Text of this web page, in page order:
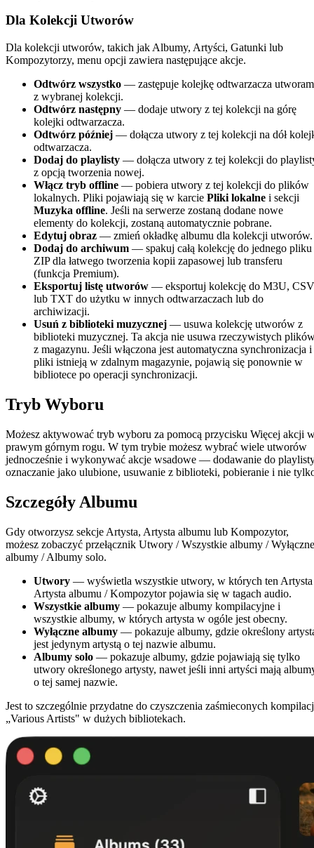
Dla Kolekcji Utworów
Dla kolekcji utworów, takich jak Albumy, Artyści, Gatunki lub
Kompozytorzy, menu opcji zawiera następujące akcje.
Odtwórz wszystko — zastępuje kolejkę odtwarzacza
z wybranej kolekcji.
Odtwórz następny — dodaje utwory z tej kolekcji na górę
kolejki odtwarzacza.
Odtwórz później — dołącza utwory z tej kolekcji na dół
odtwarzacza.
Dodaj do playlisty — dołącza utwory z tej kolekcji do
z opcją tworzenia nowej.
Włącz tryb offline — pobiera utwory z tej kolekcji do plików
lokalnych. Pliki pojawiają się w karcie Pliki lokalne i sekcji
Muzyka offline. Jeśli na serwerze zostaną dodane nowe
elementy do kolekcji, zostaną automatycznie pobrane.
Edytuj obraz — zmień okładkę albumu dla kolekcji utworów.
Dodaj do archiwum — spakuj całą kolekcję do jednego pliku
ZIP dla łatwego tworzenia kopii zapasowej lub transferu
(funkcja Premium).
Eksportuj listę utworów — eksportuj kolekcję do M3U, CSV
lub TXT do użytku w innych odtwarzaczach lub do
archiwizacji.
Usuń z biblioteki muzycznej — usuwa kolekcję utworów z
biblioteki muzycznej. Ta akcja nie usuwa rzeczywistych
z magazynu. Jeśli włączona jest automatyczna synchronizacja i
pliki istnieją w zdalnym magazynie, pojawią się ponownie w
bibliotece po operacji synchronizacji.
Tryb Wyboru
Możesz aktywować tryb wyboru za pomocą przycisku Więcej akcji
prawym górnym rogu. W tym trybie możesz wybrać wiele utworów
jednocześnie i wykonywać akcje wsadowe — dodawanie do
oznaczanie jako ulubione, usuwanie z biblioteki, pobieranie i nie
Szczegóły Albumu
Gdy otworzysz sekcje Artysta, Artysta albumu lub Kompozytor,
możesz zobaczyć przełącznik Utwory / Wszystkie albumy / Wyłączne
albumy / Albumy solo.
Utwory — wyświetla wszystkie utwory, w których ten
Artysta albumu / Kompozytor pojawia się w tagach audio.
Wszystkie albumy — pokazuje albumy kompilacyjne i
wszystkie albumy, w których artysta w ogóle jest obecny.
Wyłączne albumy — pokazuje albumy, gdzie określony
jest jedynym artystą o tej nazwie albumu.
Albumy solo — pokazuje albumy, gdzie pojawiają się tylko
utwory określonego artysty, nawet jeśli inni artyści mają
o tej samej nazwie.
Jest to szczególnie przydatne do czyszczenia zaśmieconych
„Various Artists" w dużych bibliotekach.